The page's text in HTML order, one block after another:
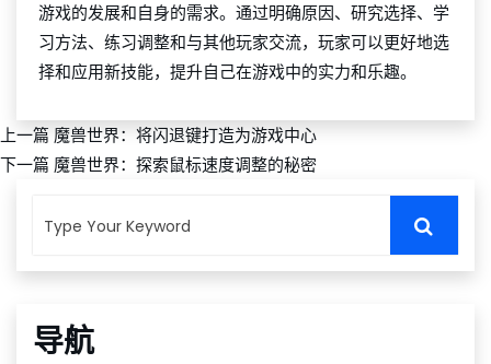
游戏的发展和自身的需求。通过明确原因、研究选择、学
习方法、练习调整和与其他玩家交流，玩家可以更好地选
择和应用新技能，提升自己在游戏中的实力和乐趣。
上一篇 魔兽世界：将闪退键打造为游戏中心
下一篇 魔兽世界：探索鼠标速度调整的秘密
导航